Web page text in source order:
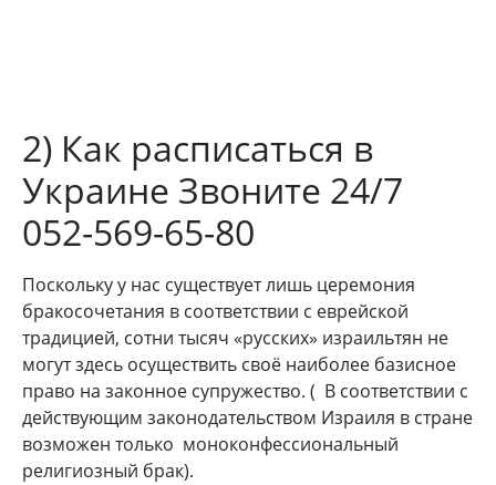
2) Как расписаться в
Украине Звоните 24/7
052-569-65-80
Поскольку у нас существует лишь церемония
бракосочетания в соответствии с еврейской
традицией, сотни тысяч «русских» израильтян не
могут здесь осуществить своё наиболее базисное
право на законное супружество. ( В соответствии с
действующим законодательством Израиля в стране
возможен только моноконфессиональный
религиозный брак).